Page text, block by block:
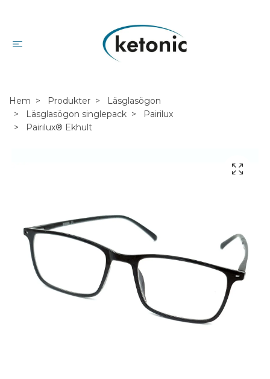
Hem Produkter
Läsglasögon
Läsglasögon singlepack
Pairilux
Pairilux® Ekhult